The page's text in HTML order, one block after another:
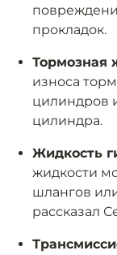
прокладок.
Тормозная
износа
цилиндров
цилиндра.
Жидкость
жидкости
шлангов
рассказал